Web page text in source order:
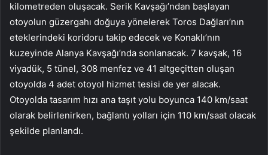
kilometreden oluşacak. Serik Kavşağı’ndan başlayan
otoyolun güzergahı doğuya yönelerek Toros Dağları’nın
eteklerindeki koridoru takip edecek ve Konaklı’nın
kuzeyinde Alanya Kavşağı’nda sonlanacak. 7 kavşak, 16
viyadük, 5 tünel, 308 menfez ve 41 altgeçitten oluşan
otoyolda 4 adet otoyol hizmet tesisi de yer alacak.
Otoyolda tasarım hızı ana taşıt yolu boyunca 140 km/saat
olarak belirlenirken, bağlantı yolları için 110 km/saat olacak
şekilde planlandı.